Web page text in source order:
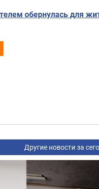
обернулась для
Другие новости за